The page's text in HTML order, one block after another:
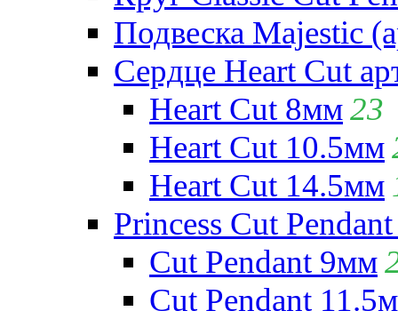
Подвеска Majestic
Сердце Heart Cut
Heart Cut 8мм23
Heart Cut 10.5мм
Heart Cut 14.5мм
Princess Cut
Cut Pendant 9мм
Cut Pendant